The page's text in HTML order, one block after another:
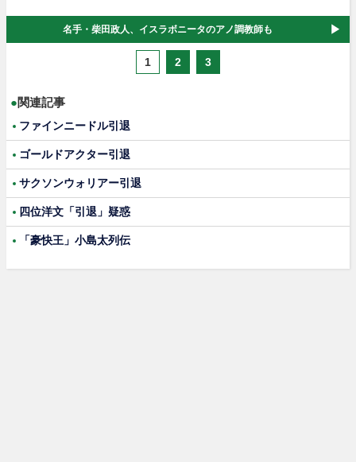
名手・柴田政人、イスラボニータのアノ調教師も
1 2 3
●関連記事
ファインニードル引退
ゴールドアクター引退
サクソンウォリアー引退
四位洋文「引退」疑惑
「豪快王」小島太列伝